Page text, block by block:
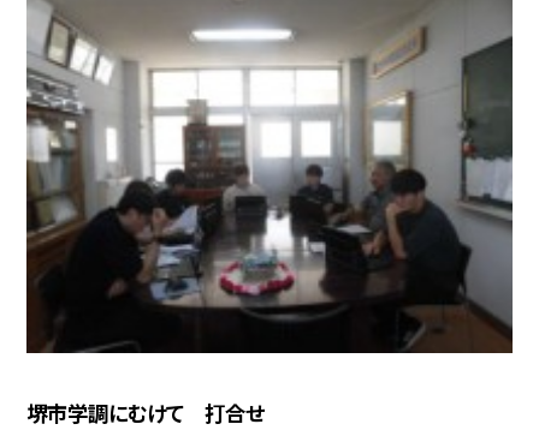
堺市学調にむけて 打合せ